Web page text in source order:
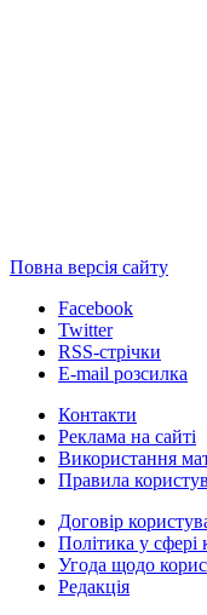
Повна версія сайту
Facebook
Twitter
RSS-стрічки
E-mail розсилка
Контакти
Реклама на сайті
Використання
Правила
Договір
Політика у сфері
Угода щодо
Редакція